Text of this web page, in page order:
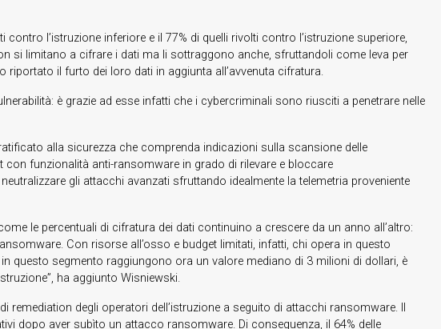
l’istruzione inferiore e il 77% di quelli rivolti contro l’istruzione superiore,
si limitano a cifrare i dati ma li sottraggono anche, sfruttandoli come leva per
riportato il furto dei loro dati in aggiunta all’avvenuta cifratura.
è grazie ad esse infatti che i cybercriminali sono riusciti a penetrare nelle
alla sicurezza che comprenda indicazioni sulla scansione delle
funzionalità anti-ransomware in grado di rilevare e bloccare
gli attacchi avanzati sfruttando idealmente la telemetria proveniente
le percentuali di cifratura dei dati continuino a crescere da un anno all’altro:
Con risorse all’osso e budget limitati, infatti, chi opera in questo
questo segmento raggiungono ora un valore mediano di 3 milioni di dollari, è
ha aggiunto Wisniewski.
remediation degli operatori dell’istruzione a seguito di attacchi ransomware. Il
dopo aver subìto un attacco ransomware. Di conseguenza, il 64% delle